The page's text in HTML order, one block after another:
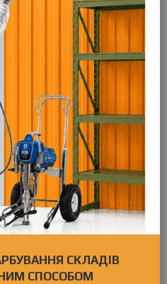
СКЛАДІВ
СПОСОБОМ